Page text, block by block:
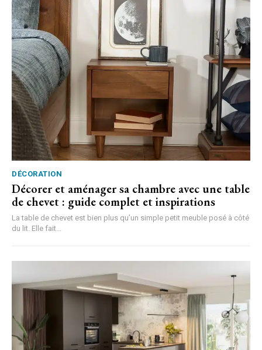
DÉCORATION
Décorer et aménager sa chambre avec une table
de chevet : guide complet et inspirations
La table de chevet est bien plus qu’un simple petit meuble posé à côté
du lit. Elle fait...